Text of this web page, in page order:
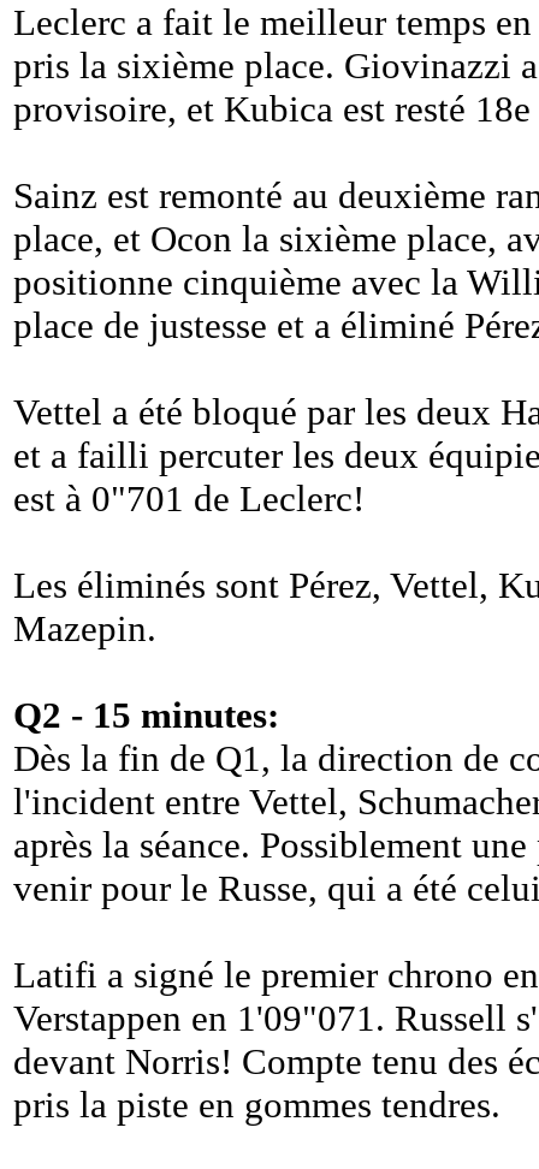
Leclerc a fait le meilleur temps
pris la sixième place. Giovinazzi
provisoire, et Kubica est resté
Sainz est remonté au deuxième
place, et Ocon la sixième place,
positionne cinquième avec la
place de justesse et a éliminé
Vettel a été bloqué par les deux
et a failli percuter les deux
est à 0"701 de Leclerc!
Les éliminés sont Pérez, Vettel,
Mazepin.
Q2 - 15 minutes:
Dès la fin de Q1, la direction de
l'incident entre Vettel,
après la séance. Possiblement
venir pour le Russe, qui a été
Latifi a signé le premier chrono
Verstappen en 1'09"071. Russell
devant Norris! Compte tenu des
pris la piste en gommes tendres.